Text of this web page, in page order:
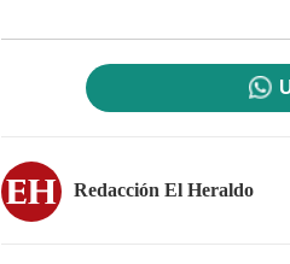
Redacción El Heraldo